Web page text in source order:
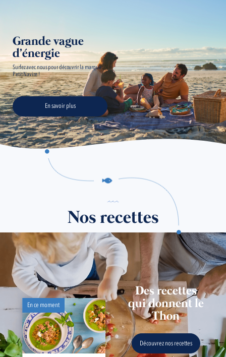
Grande vague
d'énergie
Surfez avec nous pour découvrir la marque
Petit Navire !
En savoir plus
Nos recettes
En ce moment
Des recettes
qui donnent le
Thon
Découvrez nos recettes